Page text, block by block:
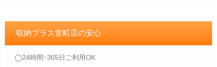
収納プラス萱町店の安心
◯24時間･365日ご利用OK